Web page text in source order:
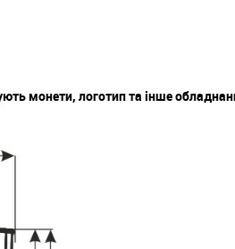
монети, логотип та інше